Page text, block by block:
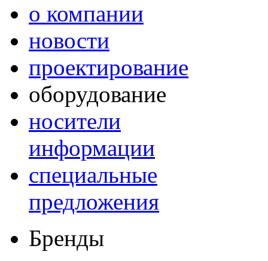
о компании
новости
проектирование
оборудование
носители
информации
специальные
предложения
Бренды